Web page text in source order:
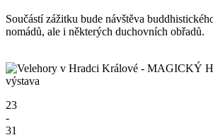
Součástí zážitku bude návštěva
nomádů, ale i některých duchovních obřadů.
výstava
23
-
31